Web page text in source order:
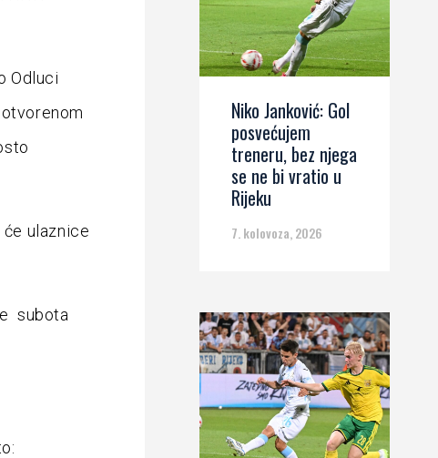
Odluci
ulaznice
subota
Niko Janković: Gol
posvećujem
treneru, bez njega
se ne bi vratio u
Rijeku
7. kolovoza, 2026